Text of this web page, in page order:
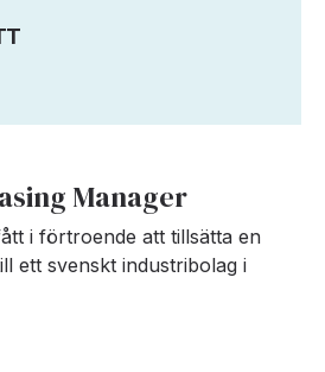
Manager
i förtroende att tillsätta en
ett svenskt industribolag i